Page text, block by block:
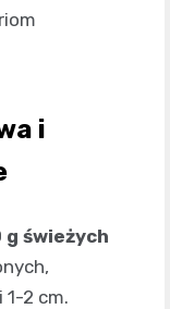
i
g świeżych
1-2 cm.